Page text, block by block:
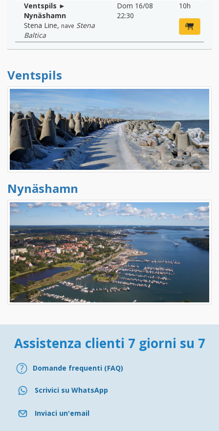
Ventspils ►
Nynäshamn
Stena Line, nave Stena
Baltica
Dom 16/08
22:30
10h
Ventspils
Nynäshamn
Assistenza clienti 7 giorni su 7
Domande frequenti (FAQ)
Scrivici su WhatsApp
Inviaci un'email